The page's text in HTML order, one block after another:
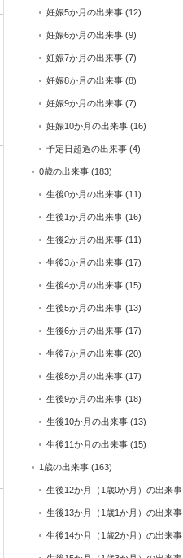
妊娠5か月の出来事 (12)
妊娠6か月の出来事 (9)
妊娠7か月の出来事 (7)
妊娠8か月の出来事 (8)
妊娠9か月の出来事 (7)
妊娠10か月の出来事 (16)
予定日超過の出来事 (4)
0歳の出来事 (183)
生後0か月の出来事 (11)
生後1か月の出来事 (16)
生後2か月の出来事 (11)
生後3か月の出来事 (17)
生後4か月の出来事 (15)
生後5か月の出来事 (13)
生後6か月の出来事 (17)
生後7か月の出来事 (20)
生後8か月の出来事 (17)
生後9か月の出来事 (18)
生後10か月の出来事 (13)
生後11か月の出来事 (15)
1歳の出来事 (163)
生後12か月（1歳0か月）の出来事
生後13か月（1歳1か月）の出来事
生後14か月（1歳2か月）の出来事